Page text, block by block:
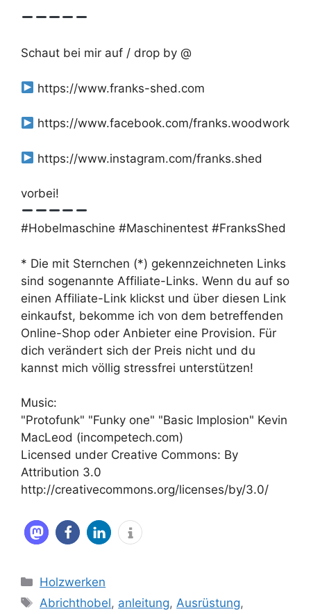
Schaut bei mir auf / drop by @
https://www.franks-shed.com
https://www.facebook.com/franks.woodwork
https://www.instagram.com/franks.shed
vorbei!
#Hobelmaschine #Maschinentest #FranksShed
* Die mit Sternchen (*) gekennzeichneten Links
sind sogenannte Affiliate-Links. Wenn du auf so
einen Affiliate-Link klickst und über diesen Link
einkaufst, bekomme ich von dem betreffenden
Online-Shop oder Anbieter eine Provision. Für
dich verändert sich der Preis nicht und du
kannst mich völlig stressfrei unterstützen!
Music:
"Protofunk" "Funky one" "Basic Implosion" Kevin
MacLeod (incompetech.com)
Licensed under Creative Commons: By
Attribution 3.0
http://creativecommons.org/licenses/by/3.0/
Kategorien
Holzwerken
Schlagwörter
Abrichthobel, anleitung, Ausrüstung,